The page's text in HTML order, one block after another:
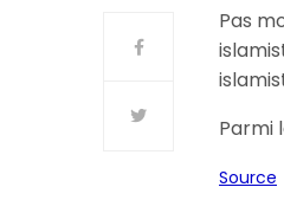
Pas
Parmi
Source